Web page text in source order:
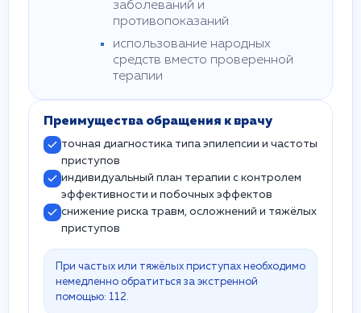
заболеваний и
противопоказаний
использование народных
средств вместо проверенной
терапии
Преимущества обращения к врачу
точная диагностика типа эпилепсии и частоты
приступов
индивидуальный план терапии с контролем
эффективности и побочных эффектов
снижение риска травм, осложнений и тяжёлых
приступов
При частых или тяжёлых приступах необходимо
немедленно обратиться за экстренной
помощью: 112.